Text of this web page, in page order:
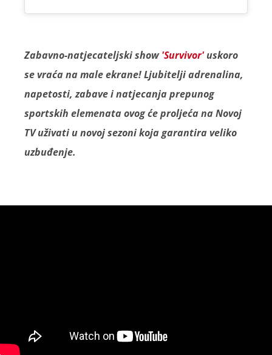
Zabavno-natjecateljski show'Survivor'uskoro
se vraća na male ekrane! Ljubitelji adrenalina,
napetosti, zabave i natjecanja prepunog
sportskih elemenata ovog će proljeća na Novoj
TV uživati u novoj sezoni koja garantira veliko
uzbuđenje.